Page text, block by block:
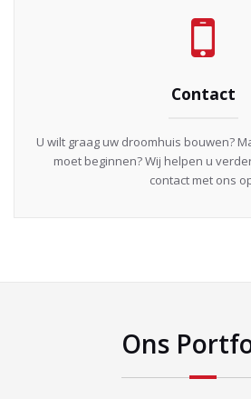
Contact
U wilt graag uw droomhuis bouwen?
moet beginnen? Wij helpen u
contact met ons
Ons